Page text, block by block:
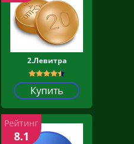
2.Левитра
Купить
Рейтинг
8.1